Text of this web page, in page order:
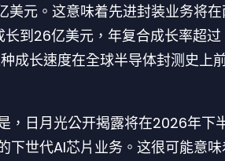
美元。这意味着先进封装业务将
长到26亿美元，年复合成长率超过
成长速度在全球半导体封测史上
，日月光公开揭露将在2026年下
下世代AI芯片业务。这很可能意